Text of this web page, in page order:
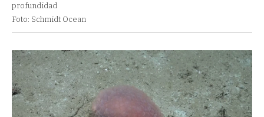
profundidad
Foto: Schmidt Ocean